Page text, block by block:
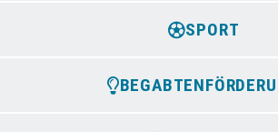
SPORT